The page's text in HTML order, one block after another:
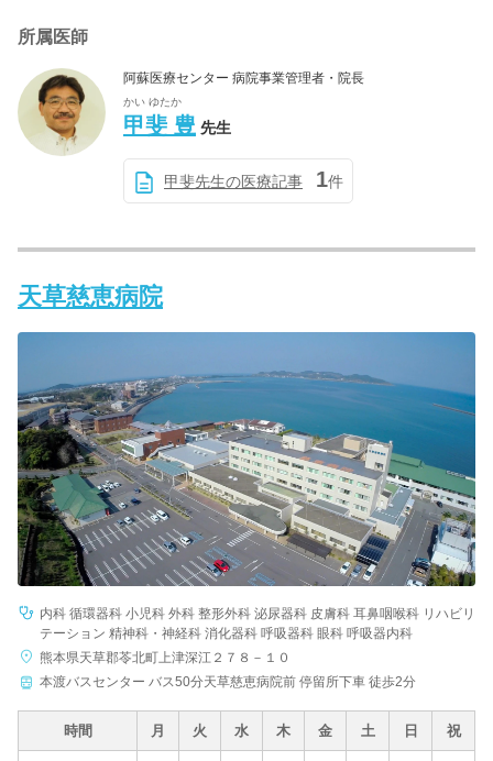
所属医師
阿蘇医療センター 病院事業管理者・院長
かい ゆたか
甲斐 豊 先生
甲斐先生の医療記事 1件
天草慈恵病院
内科 循環器科 小児科 外科 整形外科 泌尿器科 皮膚科 耳鼻咽喉科 リハビリ
テーション 精神科・神経科 消化器科 呼吸器科 眼科 呼吸器内科
熊本県天草郡苓北町上津深江２７８－１０
本渡バスセンター バス50分天草慈恵病院前 停留所下車 徒歩2分
時間 月 火 水 木 金 土 日 祝